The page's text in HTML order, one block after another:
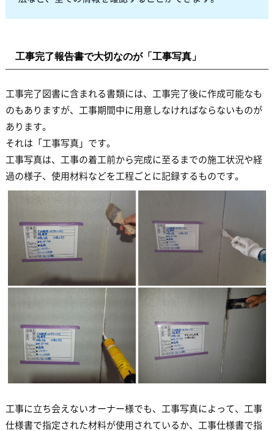
工事完了報告書で大切なのが「工事写真」
工事完了図書に含まれる書類には、工事完了後に作成可能なも
のもありますが、工事期間中に用意しなければならないものが
あります。
それは「工事写真」です。
工事写真は、工事の着工前から完成に至るまでの施工状況や経
過の様子、使用材料などを工程ごとに記録するものです。
工事に立ち会えないオーナー様でも、工事写真によって、工事
仕様書で指定された材料が使用されているか、工事仕様書で指